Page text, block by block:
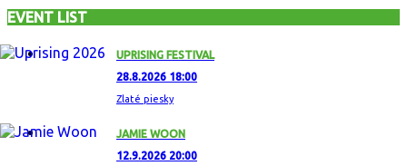
EVENT LIST
UPRISING FESTIVAL
28.8.2026 18:00
Zlaté piesky
JAMIE WOON
12.9.2026 20:00